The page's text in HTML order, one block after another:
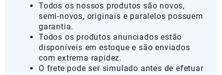
Todos os nossos produtos são novos,
semi-novos, originais e paralelos possuem
garantia.
Todos os produtos anunciados estão
disponíveis em estoque e são enviados
com extrema rapidez.
O frete pode ser simulado antes de efetuar